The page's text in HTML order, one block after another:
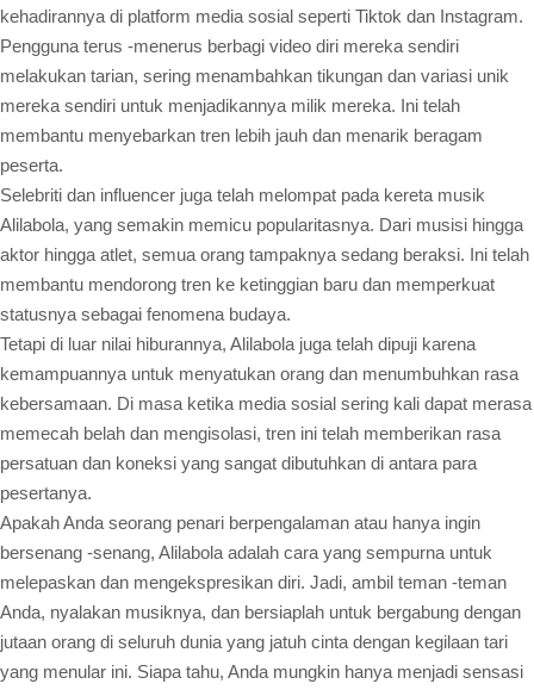
kehadirannya di platform media sosial seperti Tiktok dan Instagram.
Pengguna terus -menerus berbagi video diri mereka sendiri
melakukan tarian, sering menambahkan tikungan dan variasi unik
mereka sendiri untuk menjadikannya milik mereka. Ini telah
membantu menyebarkan tren lebih jauh dan menarik beragam
peserta.
Selebriti dan influencer juga telah melompat pada kereta musik
Alilabola, yang semakin memicu popularitasnya. Dari musisi hingga
aktor hingga atlet, semua orang tampaknya sedang beraksi. Ini telah
membantu mendorong tren ke ketinggian baru dan memperkuat
statusnya sebagai fenomena budaya.
Tetapi di luar nilai hiburannya, Alilabola juga telah dipuji karena
kemampuannya untuk menyatukan orang dan menumbuhkan rasa
kebersamaan. Di masa ketika media sosial sering kali dapat merasa
memecah belah dan mengisolasi, tren ini telah memberikan rasa
persatuan dan koneksi yang sangat dibutuhkan di antara para
pesertanya.
Apakah Anda seorang penari berpengalaman atau hanya ingin
bersenang -senang, Alilabola adalah cara yang sempurna untuk
melepaskan dan mengekspresikan diri. Jadi, ambil teman -teman
Anda, nyalakan musiknya, dan bersiaplah untuk bergabung dengan
jutaan orang di seluruh dunia yang jatuh cinta dengan kegilaan tari
yang menular ini. Siapa tahu, Anda mungkin hanya menjadi sensasi